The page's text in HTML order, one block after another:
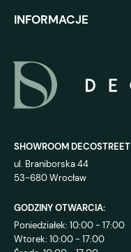
INFORMACJE
SHOWROOM DECOSTREET
ul. Braniborska 44
53-680 Wrocław
GODZINY OTWARCIA:
Poniedziałek: 10:00 - 17:00
Wtorek: 10:00 - 17:00